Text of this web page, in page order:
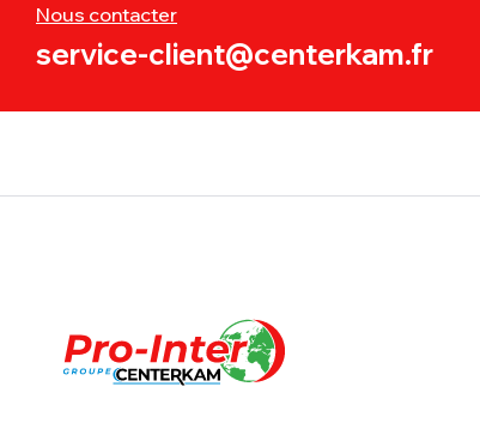
Nous contacter
service-client@centerkam.fr